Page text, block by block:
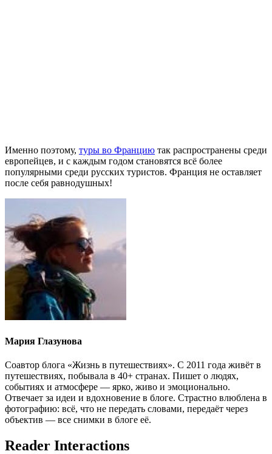
Именно поэтому, туры во Францию так распространены среди
европейцев, и с каждым годом становятся всё более
популярными среди русских туристов. Франция не оставляет
после себя равнодушных!
Мария Глазунова
Соавтор блога «Жизнь в путешествиях». С 2011 года живёт в
путешествиях, побывала в 40+ странах. Пишет о людях,
событиях и атмосфере — ярко, живо и эмоционально.
Отвечает за идеи и вдохновение в блоге. Страстно влюблена в
фотографию: всё, что не передать словами, передаёт через
объектив — все снимки в блоге её.
Reader Interactions